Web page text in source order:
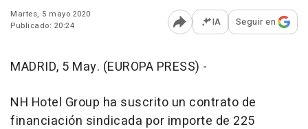
Martes, 5 mayo 2020
Publicado: 20:24
Abrir opciones para
IA Seguir en
MADRID, 5 May. (EUROPA PRESS) -
NH Hotel Group ha suscrito un contrato de
financiación sindicada por importe de 225